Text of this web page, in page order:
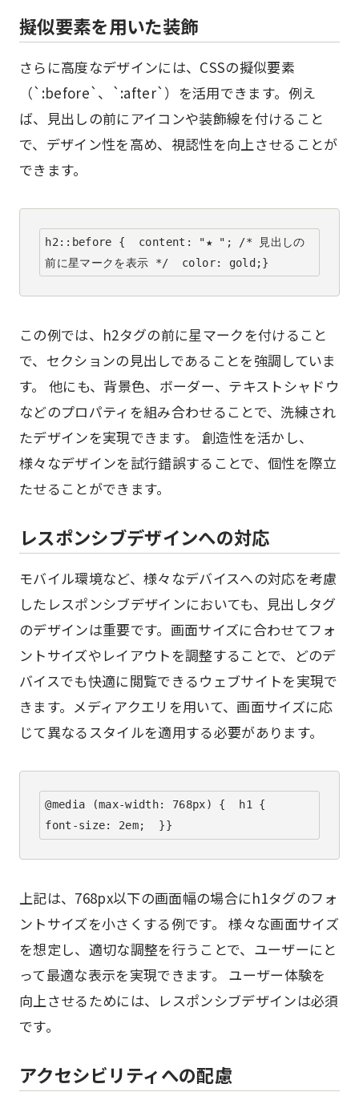
擬似要素を用いた装飾
さらに高度なデザインには、CSSの擬似要素
（`:before`、`:after`）を活用できます。例え
ば、見出しの前にアイコンや装飾線を付けること
で、デザイン性を高め、視認性を向上させることが
できます。
h2::before {  content: "★ "; /* 見出しの
前に星マークを表示 */  color: gold;}
この例では、h2タグの前に星マークを付けること
で、セクションの見出しであることを強調していま
す。 他にも、背景色、ボーダー、テキストシャドウ
などのプロパティを組み合わせることで、洗練され
たデザインを実現できます。 創造性を活かし、
様々なデザインを試行錯誤することで、個性を際立
たせることができます。
レスポンシブデザインへの対応
モバイル環境など、様々なデバイスへの対応を考慮
したレスポンシブデザインにおいても、見出しタグ
のデザインは重要です。画面サイズに合わせてフォ
ントサイズやレイアウトを調整することで、どのデ
バイスでも快適に閲覧できるウェブサイトを実現で
きます。メディアクエリを用いて、画面サイズに応
じて異なるスタイルを適用する必要があります。
@media (max-width: 768px) {  h1 {
font-size: 2em;  }}
上記は、768px以下の画面幅の場合にh1タグのフォ
ントサイズを小さくする例です。 様々な画面サイズ
を想定し、適切な調整を行うことで、ユーザーにと
って最適な表示を実現できます。 ユーザー体験を
向上させるためには、レスポンシブデザインは必須
です。
アクセシビリティへの配慮